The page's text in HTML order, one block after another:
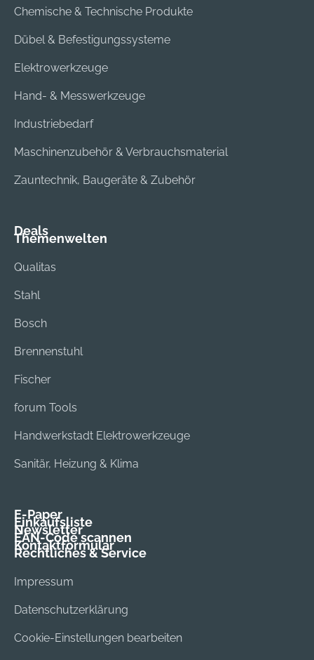
Chemische & Technische Produkte
Dübel & Befestigungssysteme
Elektrowerkzeuge
Hand- & Messwerkzeuge
Industriebedarf
Maschinenzubehör & Verbrauchsmaterial
Zauntechnik, Baugeräte & Zubehör
Deals
Themenwelten
Qualitas
Stahl
Bosch
Brennenstuhl
Fischer
forum Tools
Handwerkstadt Elektrowerkzeuge
Sanitär, Heizung & Klima
E-Paper
Einkaufsliste
Newsletter
EAN-Code scannen
Kontaktformular
Rechtliches & Service
Impressum
Datenschutzerklärung
Cookie-Einstellungen bearbeiten